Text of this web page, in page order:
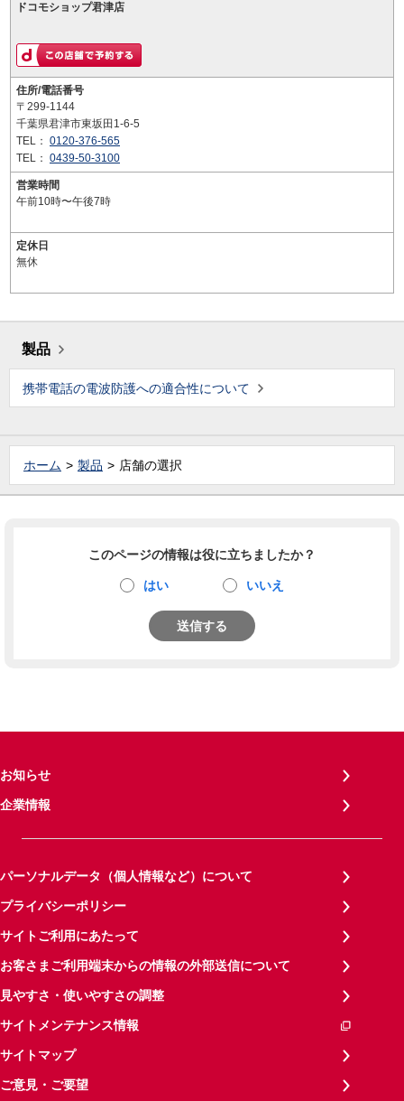
ドコモショップ君津店
住所/電話番号
〒299-1144
千葉県君津市東坂田1-6-5
TEL： 0120-376-565
TEL： 0439-50-3100
営業時間
午前10時〜午後7時
定休日
無休
製品
携帯電話の電波防護への適合性について
ホーム 製品 店舗の選択
このページの情報は役に立ちましたか？
はい いいえ
送信する
お知らせ
企業情報
パーソナルデータ（個人情報など）について
プライバシーポリシー
サイトご利用にあたって
お客さまご利用端末からの情報の外部送信について
見やすさ・使いやすさの調整
サイトメンテナンス情報
サイトマップ
ご意見・ご要望